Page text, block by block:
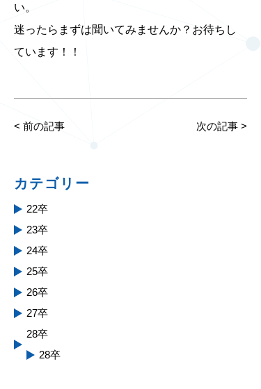
い。
迷ったらまずは聞いてみませんか？お待ちし
ています！！
< 前の記事 次の記事 >
カテゴリー
22卒
23卒
24卒
25卒
26卒
27卒
28卒
28卒